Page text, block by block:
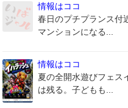
情報はココ
春日のプチプランス付
マンションになる...
情報はココ
夏の全開水遊びフェス
は残る。子どもも...